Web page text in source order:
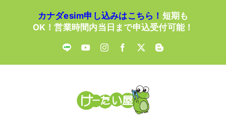
カナダesim申し込みはこちら！ 短期も
OK！営業時間内当日まで申込受付可能！
LINE YouTubeInstagramFacebook
X Blogger